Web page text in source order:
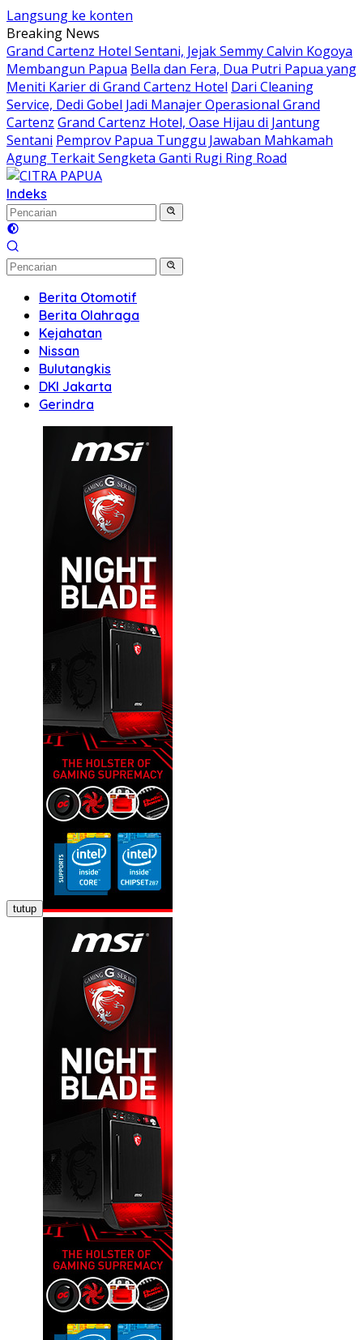
Langsung ke konten
Breaking News
Grand Cartenz Hotel Sentani, Jejak Semmy Calvin Kogoya
Membangun Papua Bella dan Fera, Dua Putri Papua yang
Meniti Karier di Grand Cartenz Hotel Dari Cleaning
Service, Dedi Gobel Jadi Manajer Operasional Grand
Cartenz Grand Cartenz Hotel, Oase Hijau di Jantung
Sentani Pemprov Papua Tunggu Jawaban Mahkamah
Agung Terkait Sengketa Ganti Rugi Ring Road
Indeks
Berita Otomotif
Berita Olahraga
Kejahatan
Nissan
Bulutangkis
DKI Jakarta
Gerindra
tutup